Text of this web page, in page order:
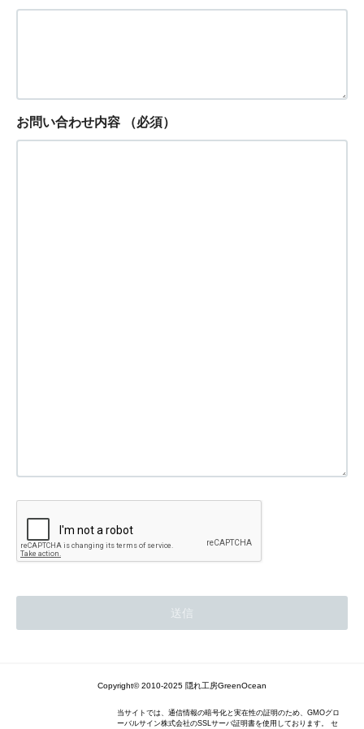
お問い合わせ内容 （必須）
Copyright© 2010-2025 隠れ工房GreenOcean
当サイトでは、通信情報の暗号化と実在性の証明のため、GMOグロ
ーバルサイン株式会社のSSLサーバ証明書を使用しております。 セ